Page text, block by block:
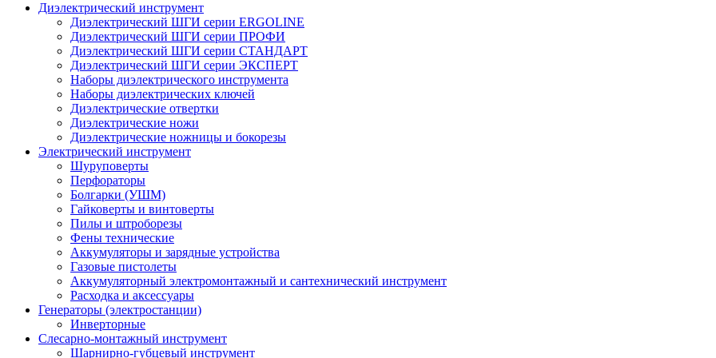
Диэлектрический инструмент
Диэлектрический ШГИ серии ERGOLINE
Диэлектрический ШГИ серии ПРОФИ
Диэлектрический ШГИ серии СТАНДАРТ
Диэлектрический ШГИ серии ЭКСПЕРТ
Наборы диэлектрического инструмента
Наборы диэлектрических ключей
Диэлектрические отвертки
Диэлектрические ножи
Диэлектрические ножницы и бокорезы
Электрический инструмент
Шуруповерты
Перфораторы
Болгарки (УШМ)
Гайковерты и винтоверты
Пилы и штроборезы
Фены технические
Аккумуляторы и зарядные устройства
Газовые пистолеты
Аккумуляторный электромонтажный и сантехнический инструмент
Расходка и аксессуары
Генераторы (электростанции)
Инверторные
Слесарно-монтажный инструмент
Шарнирно-губцевый инструмент